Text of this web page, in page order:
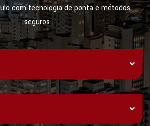
com tecnologia de ponta e métodos
seguros.